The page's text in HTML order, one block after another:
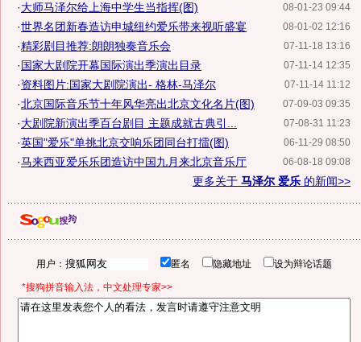
08-01-23 09:44
·大师马泽尔给上海中学生当指挥(图)
08-01-02 12:16
·世界名团新春造访申城纽约爱乐带来视听盛宴
07-11-18 13:16
·精彩剧目推荐:朗朗独奏音乐会
07-11-14 12:35
·国家大剧院开幕国际演出季演出目录
07-11-14 11:12
·资料图片:国家大剧院演出- 格林-马泽尔
07-09-03 09:35
·北京国际音乐节十年风华亮出北京文化名片(图)
07-08-31 11:23
·大剧院新演出季百台剧目 主题成就古典引...
06-11-29 08:50
·英国"爱乐"单挑北京交响乐团同台打擂(图)
06-08-18 09:08
·马来西亚爱乐乐团造访中国九月来北京音乐厅
更多关于 马泽尔 爱乐 的新闻>>
用户： 匿名 隐藏地址 设为辩论话题
*搜狗拼音输入法，中文处理专家>>